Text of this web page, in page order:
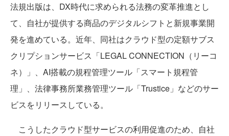
法規出版は、DX時代に求められる法務の変革推進とし
て、自社が提供する商品のデジタルシフトと新規事業開
発を進めている。近年、同社はクラウド型の定額サブス
クリプションサービス「LEGAL CONNECTION（リーコ
ネ）」、AI搭載の規程管理ツール「スマート規程管
理」、法律事務所業務管理ツール「Trustice」などのサー
ビスをリリースしている。
こうしたクラウド型サービスの利用促進のため、自社